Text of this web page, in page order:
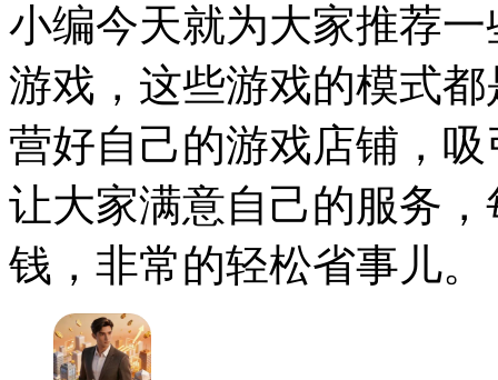
小编今天就为大家推荐
游戏，这些游戏的模式
营好自己的游戏店铺，
让大家满意自己的服务
钱，非常的轻松省事儿。